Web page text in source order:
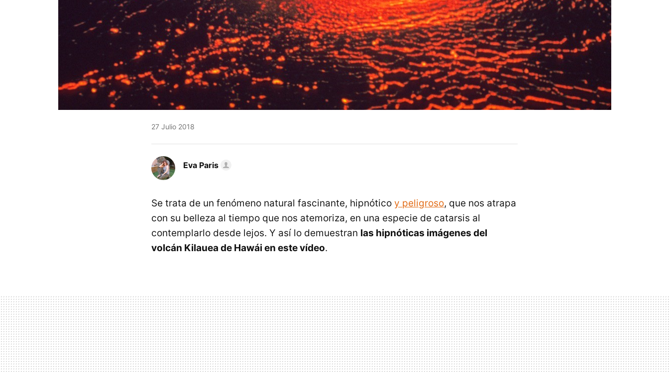
27 Julio 2018
Eva Paris
Se trata de un fenómeno natural fascinante, hipnótico y peligroso, que nos atrapa
con su belleza al tiempo que nos atemoriza, en una especie de catarsis al
contemplarlo desde lejos. Y así lo demuestran las hipnóticas imágenes del
volcán Kilauea de Hawái en este vídeo.